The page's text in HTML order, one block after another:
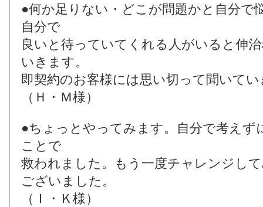
●何か足りない・どこが問題かと自分で
自分で
良いと待っていてくれる人がいると伸
いきます。
即契約のお客様には思い切って聞いて
（Ｈ・Ｍ様）
●ちょっとやってみます。自分で考えず
ことで
救われました。もう一度チャレンジし
ございました。
（Ｉ・Ｋ様）